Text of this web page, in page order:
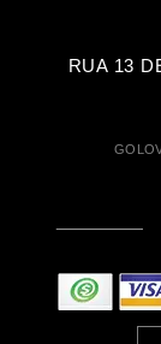
RUA 13